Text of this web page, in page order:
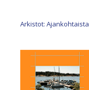
Arkistot: Ajankohtaista